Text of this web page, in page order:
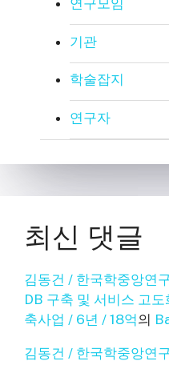
연구모임
기관
학술잡지
연구자
최신 댓글
김동건 / 한국학중앙연
DB 구축 및 서비스 고
축사업 / 6년 / 18억의
김동건 / 한국학중앙연